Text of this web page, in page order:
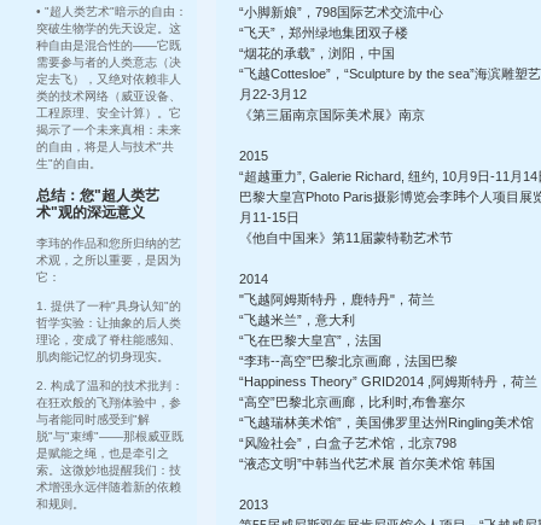
• "超人类艺术"暗示的自由：
突破生物学的先天设定。这
种自由是混合性的——它既
需要参与者的人类意志（决
定去飞），又绝对依赖非人
类的技术网络（威亚设备、
工程原理、安全计算）。它
揭示了一个未来真相：未来
的自由，将是人与技术"共
生"的自由。
总结：您"超人类艺
术"观的深远意义
李玮的作品和您所归纳的艺
术观，之所以重要，是因为
它：
1. 提供了一种"具身认知"的
哲学实验：让抽象的后人类
理论，变成了脊柱能感知、
肌肉能记忆的切身现实。
2. 构成了温和的技术批判：
在狂欢般的飞翔体验中，参
与者能同时感受到"解
脱"与"束缚"——那根威亚既
是赋能之绳，也是牵引之
索。这微妙地提醒我们：技
术增强永远伴随着新的依赖
和规则。
“小脚新娘”，798国际艺术交流中心
“飞天”，郑州绿地集团双子楼
“烟花的承载”，浏阳，中国
“飞越Cottesloe”，“Sculpture by the sea”海滨雕塑
月22-3月12
《第三届南京国际美术展》南京
2015
“超越重力”, Galerie Richard, 纽约, 10月9日-11月14
巴黎大皇宫Photo Paris摄影博览会李𬀩个人项目展
月11-15日
《他自中国来》第11届蒙特勒艺术节
2014
"飞越阿姆斯特丹，鹿特丹"，荷兰
“飞越米兰”，意大利
“飞在巴黎大皇宫”，法国
“李玮--高空”巴黎北京画廊，法国巴黎
“Happiness Theory” GRID2014 ,阿姆斯特丹，荷兰
“高空”巴黎北京画廊，比利时,布鲁塞尔
“飞越瑞林美术馆”，美国佛罗里达州Ringling美术馆
“风险社会”，白盒子艺术馆，北京798
“液态文明”中韩当代艺术展 首尔美术馆 韩国
2013